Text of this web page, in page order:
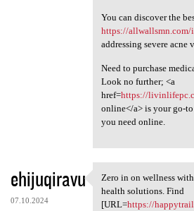
You can discover the
https://
addressing severe acne
Need to purchase
Look no further; <a
href=https://
online</a> is your go-
you need online.
ehijuqiravu
07.10.2024
Zero in on wellness
Zero in on wellness
health solutions. Find
[URL=https://